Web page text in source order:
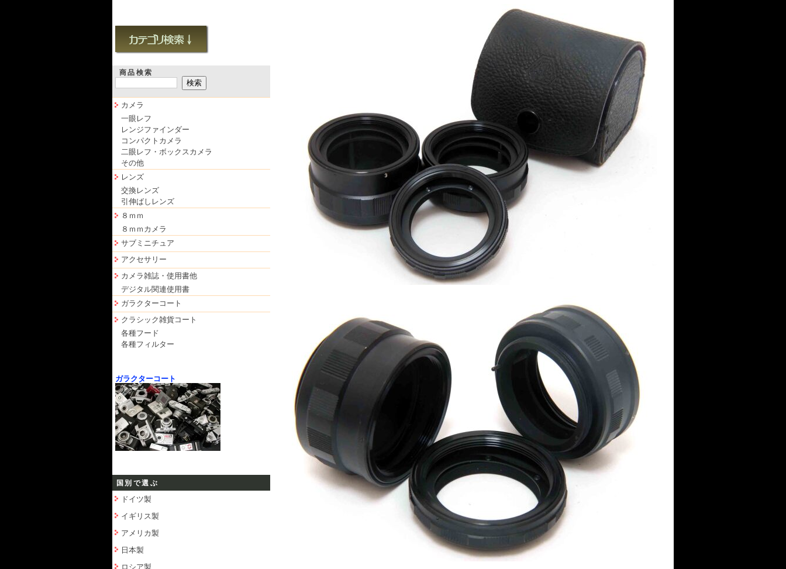
商品検索
カメラ
一眼レフ
レンジファインダー
コンパクトカメラ
二眼レフ・ボックスカメラ
その他
レンズ
交換レンズ
引伸ばしレンズ
８ｍｍ
８ｍｍカメラ
サブミニチュア
アクセサリー
カメラ雑誌・使用書他
デジタル関連使用書
ガラクターコート
クラシック雑貨コート
各種フード
各種フィルター
ガラクターコート
国別で選ぶ
ドイツ製
イギリス製
アメリカ製
日本製
ロシア製